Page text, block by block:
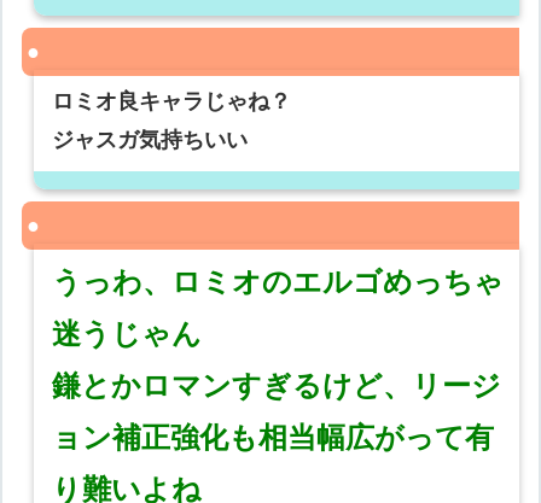
ロミオ良キャラじゃね？
ジャスガ気持ちいい
うっわ、ロミオのエルゴめっちゃ
迷うじゃん
鎌とかロマンすぎるけど、リージ
ョン補正強化も相当幅広がって有
り難いよね